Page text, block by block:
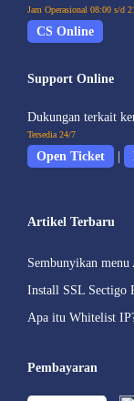
Jam Operasional 08:00 s/d
CS Online
Support Online
Dukungan terkait
Tersedia 24/7
Open Ticket |
Artikel Terbaru
Sembunyikan
Install SSL Sectigo
Apa itu Whitelist
Pembayaran